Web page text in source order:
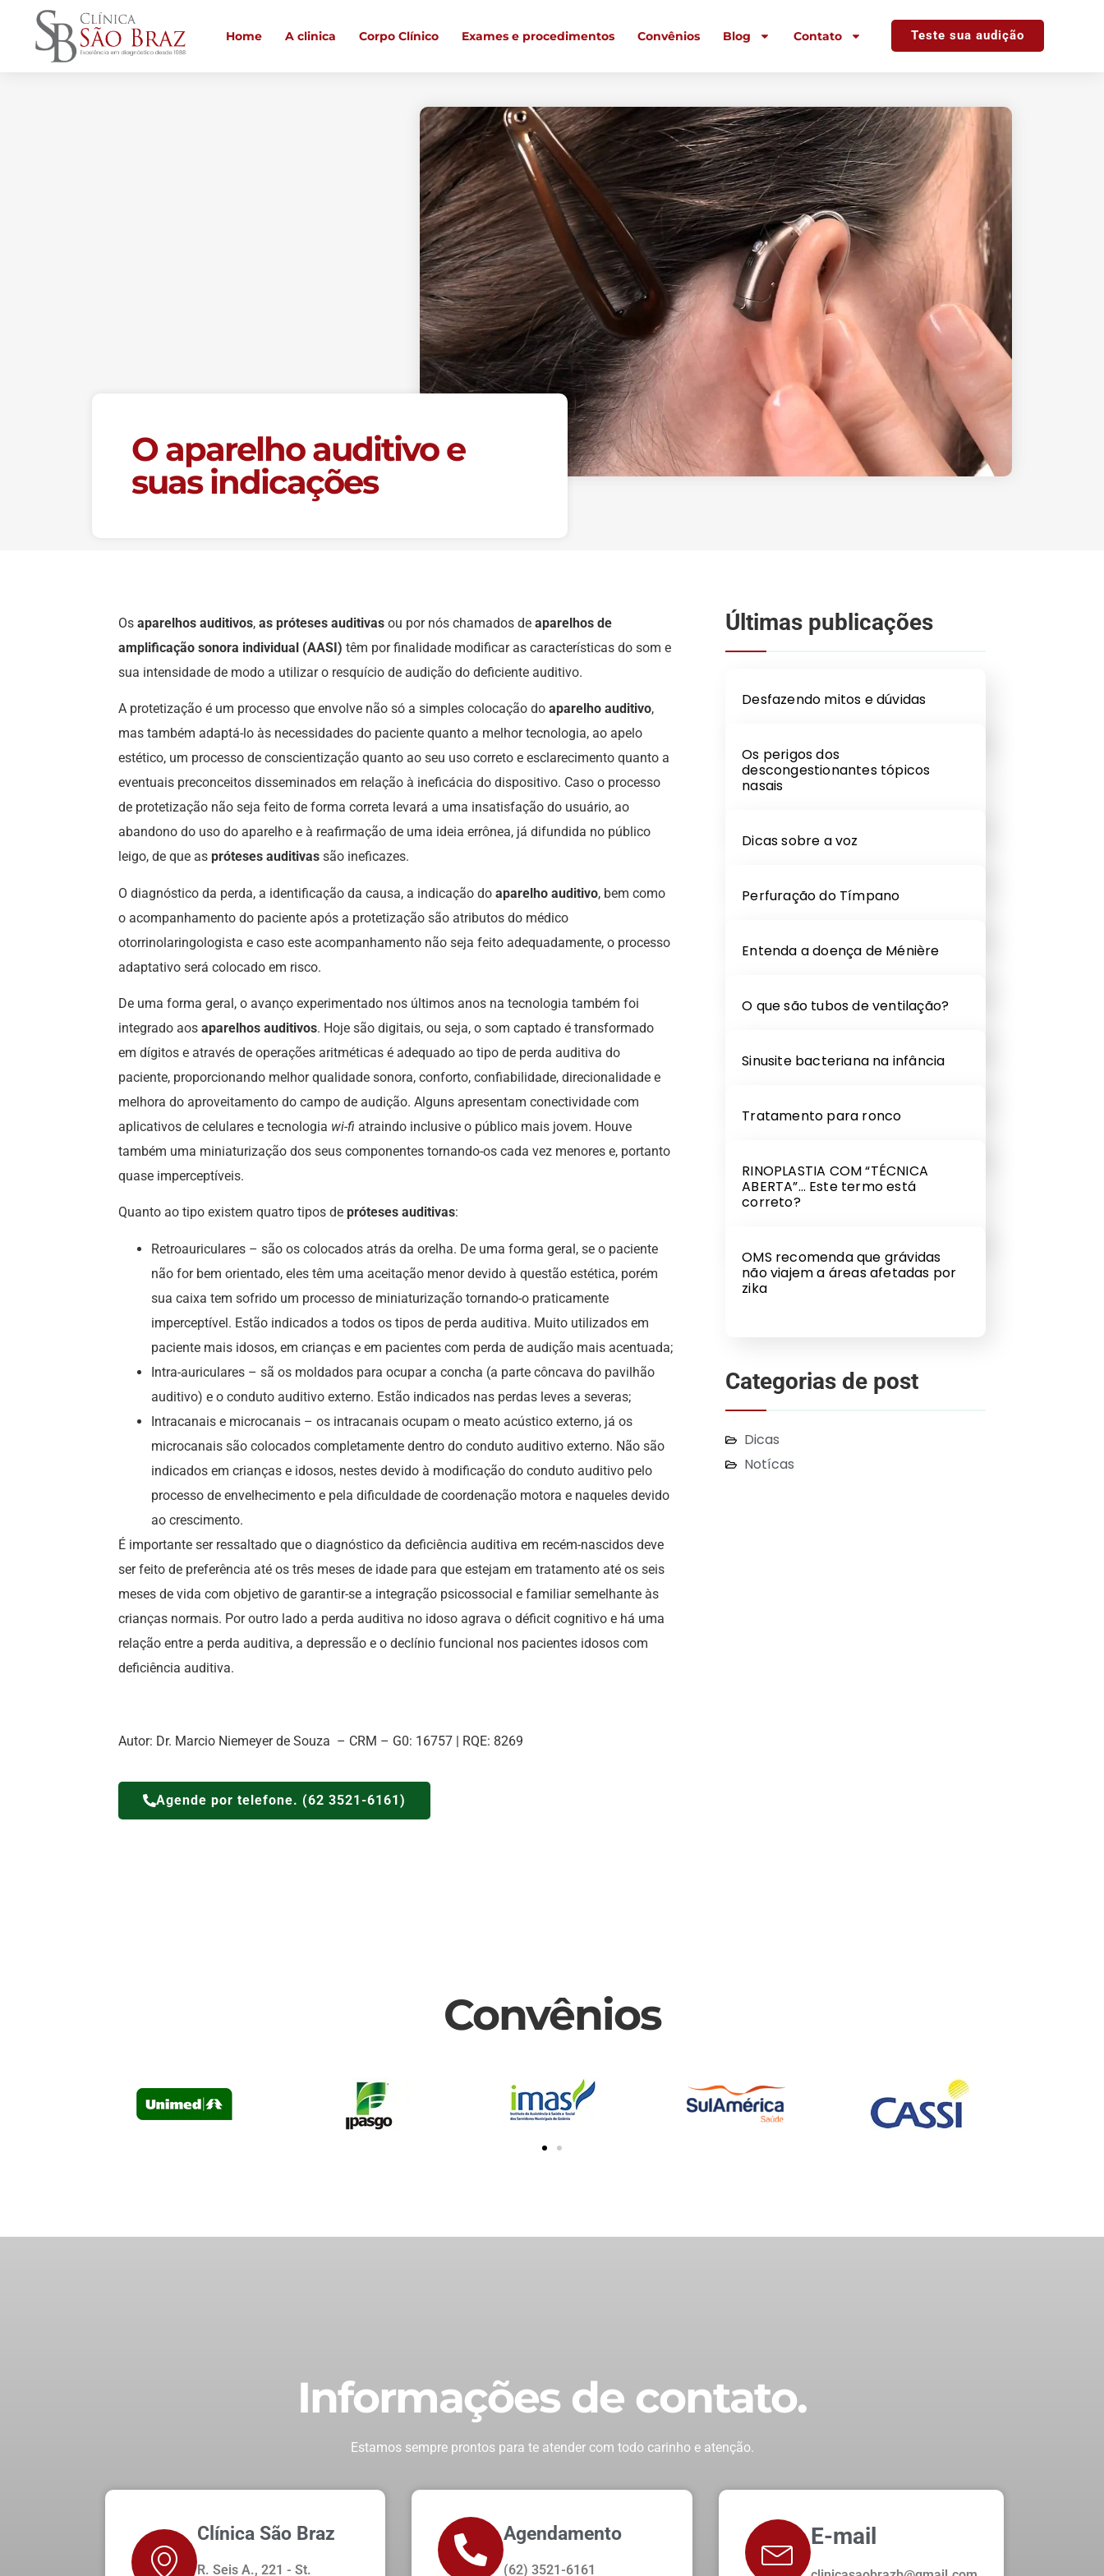
Home A clinica Corpo Clínico Exames e procedimentos Convênios Blog Contato Teste sua audição
O aparelho auditivo e
suas indicações
Os aparelhos auditivos, as próteses auditivas ou por nós chamados de aparelhos de
amplificação sonora individual (AASI) têm por finalidade modificar as características do som e
sua intensidade de modo a utilizar o resquício de audição do deficiente auditivo.
A protetização é um processo que envolve não só a simples colocação do aparelho auditivo,
mas também adaptá-lo às necessidades do paciente quanto a melhor tecnologia, ao apelo
estético, um processo de conscientização quanto ao seu uso correto e esclarecimento quanto a
eventuais preconceitos disseminados em relação à ineficácia do dispositivo. Caso o processo
de protetização não seja feito de forma correta levará a uma insatisfação do usuário, ao
abandono do uso do aparelho e à reafirmação de uma ideia errônea, já difundida no público
leigo, de que as próteses auditivas são ineficazes.
O diagnóstico da perda, a identificação da causa, a indicação do aparelho auditivo, bem como
o acompanhamento do paciente após a protetização são atributos do médico
otorrinolaringologista e caso este acompanhamento não seja feito adequadamente, o processo
adaptativo será colocado em risco.
De uma forma geral, o avanço experimentado nos últimos anos na tecnologia também foi
integrado aos aparelhos auditivos. Hoje são digitais, ou seja, o som captado é transformado
em dígitos e através de operações aritméticas é adequado ao tipo de perda auditiva do
paciente, proporcionando melhor qualidade sonora, conforto, confiabilidade, direcionalidade e
melhora do aproveitamento do campo de audição. Alguns apresentam conectividade com
aplicativos de celulares e tecnologia wi-fi atraindo inclusive o público mais jovem. Houve
também uma miniaturização dos seus componentes tornando-os cada vez menores e, portanto
quase imperceptíveis.
Quanto ao tipo existem quatro tipos de próteses auditivas:
Retroauriculares – são os colocados atrás da orelha. De uma forma geral, se o paciente
não for bem orientado, eles têm uma aceitação menor devido à questão estética, porém
sua caixa tem sofrido um processo de miniaturização tornando-o praticamente
imperceptível. Estão indicados a todos os tipos de perda auditiva. Muito utilizados em
paciente mais idosos, em crianças e em pacientes com perda de audição mais acentuada;
Intra-auriculares – sã os moldados para ocupar a concha (a parte côncava do pavilhão
auditivo) e o conduto auditivo externo. Estão indicados nas perdas leves a severas;
Intracanais e microcanais – os intracanais ocupam o meato acústico externo, já os
microcanais são colocados completamente dentro do conduto auditivo externo. Não são
indicados em crianças e idosos, nestes devido à modificação do conduto auditivo pelo
processo de envelhecimento e pela dificuldade de coordenação motora e naqueles devido
ao crescimento.
É importante ser ressaltado que o diagnóstico da deficiência auditiva em recém-nascidos deve
ser feito de preferência até os três meses de idade para que estejam em tratamento até os seis
meses de vida com objetivo de garantir-se a integração psicossocial e familiar semelhante às
crianças normais. Por outro lado a perda auditiva no idoso agrava o déficit cognitivo e há uma
relação entre a perda auditiva, a depressão e o declínio funcional nos pacientes idosos com
deficiência auditiva.
Autor: Dr. Marcio Niemeyer de Souza – CRM – G0: 16757 | RQE: 8269
Agende por telefone. (62 3521-6161)
Últimas publicações
Desfazendo mitos e dúvidas
Os perigos dos
descongestionantes tópicos
nasais
Dicas sobre a voz
Perfuração do Tímpano
Entenda a doença de Ménière
O que são tubos de ventilação?
Sinusite bacteriana na infância
Tratamento para ronco
RINOPLASTIA COM “TÉCNICA
ABERTA”… Este termo está
correto?
OMS recomenda que grávidas
não viajem a áreas afetadas por
zika
Categorias de post
Dicas
Notícas
Convênios
Informações de contato.
Estamos sempre prontos para te atender com todo carinho e atenção.
Clínica São Braz
R. Seis A., 221 - St.
Agendamento
(62) 3521-6161
E-mail